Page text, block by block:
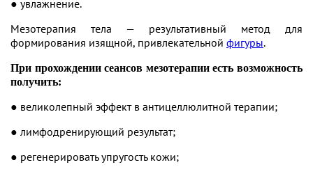
● увлажнение.
Мезотерапия тела — результативный метод для
формирования изящной, привлекательной фигуры.
При прохождении сеансов мезотерапии есть возможность
получить:
● великолепный эффект в антицеллюлитной терапии;
● лимфодренирующий результат;
● регенерировать упругость кожи;